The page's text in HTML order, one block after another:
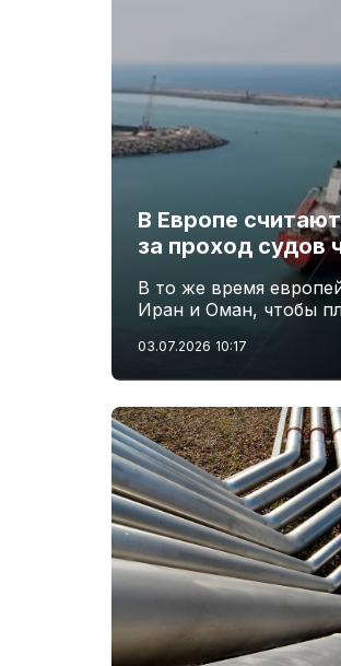
В Европе
за проход судов
В то же время
Иран и Оман, чтобы
03.07.2026 10:17